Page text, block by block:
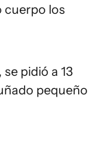
cuerpo los
pidió a 13
pequeño